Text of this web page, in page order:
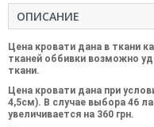
ОПИСАНИЕ
Цена кровати дана в ткани
тканей оббивки возможно
ткани.
Цена кровати дана при
4,5см). В случае выбора 46
увеличивается на 360 грн.